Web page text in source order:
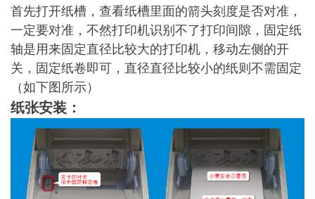
首先打开纸槽，查看纸槽里面的箭头刻度是否对准，
一定要对准，不然打印机识别不了打印间隙，固定纸
轴是用来固定直径比较大的打印机，移动左侧的开
关，固定纸卷即可，直径直径比较小的纸则不需固定
（如下图所示）
纸张安装：